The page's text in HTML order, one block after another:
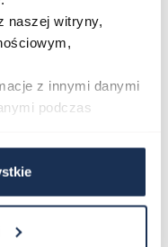
naszej witryny,
z innymi danymi
podczas
możliwe za pomocą